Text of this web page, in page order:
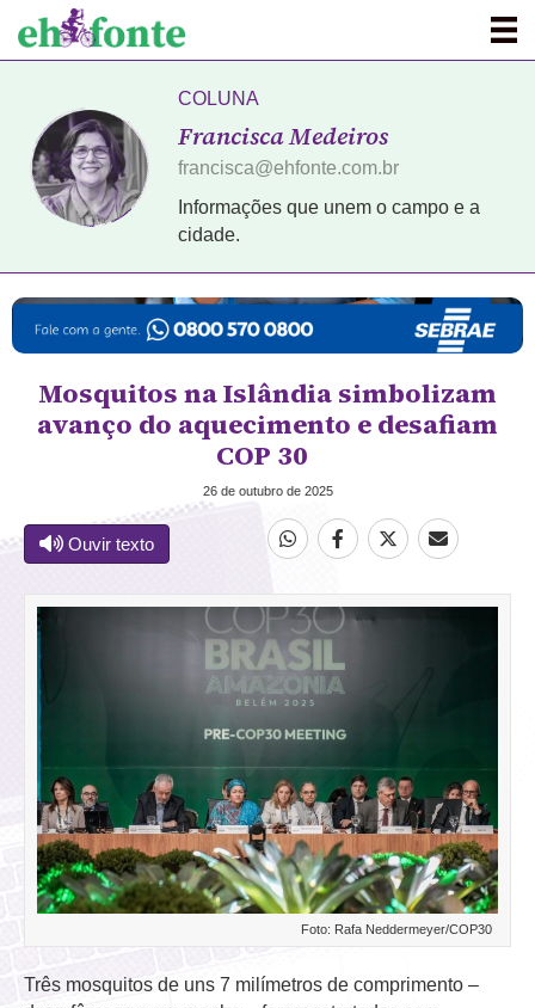
COLUNA
Francisca Medeiros
francisca@ehfonte.com.br
Informações que unem o campo e a
cidade.
Mosquitos na Islândia simbolizam
avanço do aquecimento e desafiam
COP 30
26 de outubro de 2025
Ouvir texto
Foto: Rafa Neddermeyer/COP30
Três mosquitos de uns 7 milímetros de comprimento –